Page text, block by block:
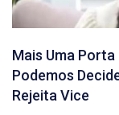
Mais Uma
Podemos
Rejeita Vice